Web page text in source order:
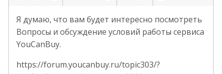
Я думаю, что вам будет интересно посмотреть
Вопросы и обсуждение условий работы сервиса
YouCanBuy.
https://forum.youcanbuy.ru/topic303/?